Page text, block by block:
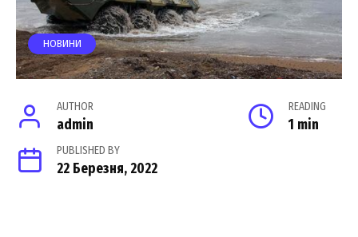
НОВИНИ
AUTHOR
admin
READING
1 min
PUBLISHED BY
22 Березня, 2022